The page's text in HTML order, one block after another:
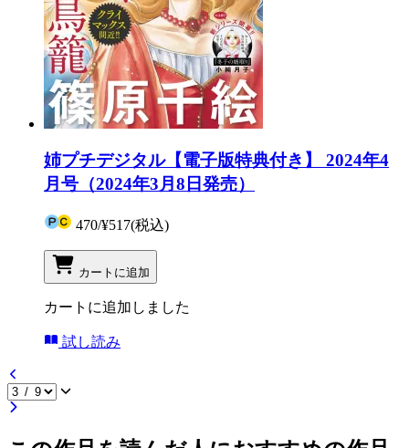
姉プチデジタル【電子版特典付き】 2024年4
月号（2024年3月8日発売）
470/¥517(税込)
カートに追加
カートに追加しました
試し読み